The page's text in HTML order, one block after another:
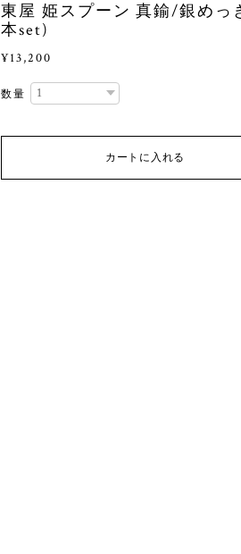
東屋 姫スプーン 真鍮/銀めっ
本set)
¥13,200
数量
カートに入れる